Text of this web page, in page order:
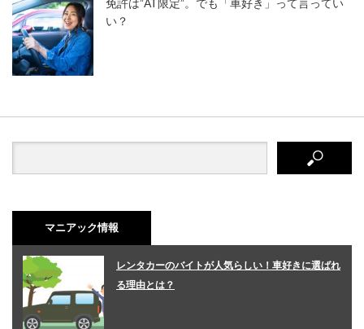
免許は”AT限定”。でも「車好き」って言ってい
い？
マニアック情報
レンタカーのバイトが人気らしい！車好きに選ばれ
る理由とは？